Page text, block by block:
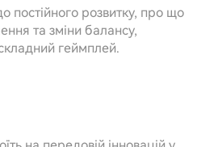
постійного розвитку, про що
та зміни балансу,
геймплей.